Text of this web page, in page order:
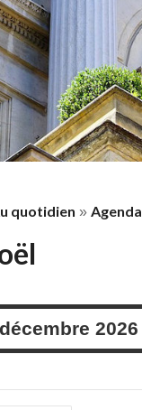
quotidien » Agenda
2026